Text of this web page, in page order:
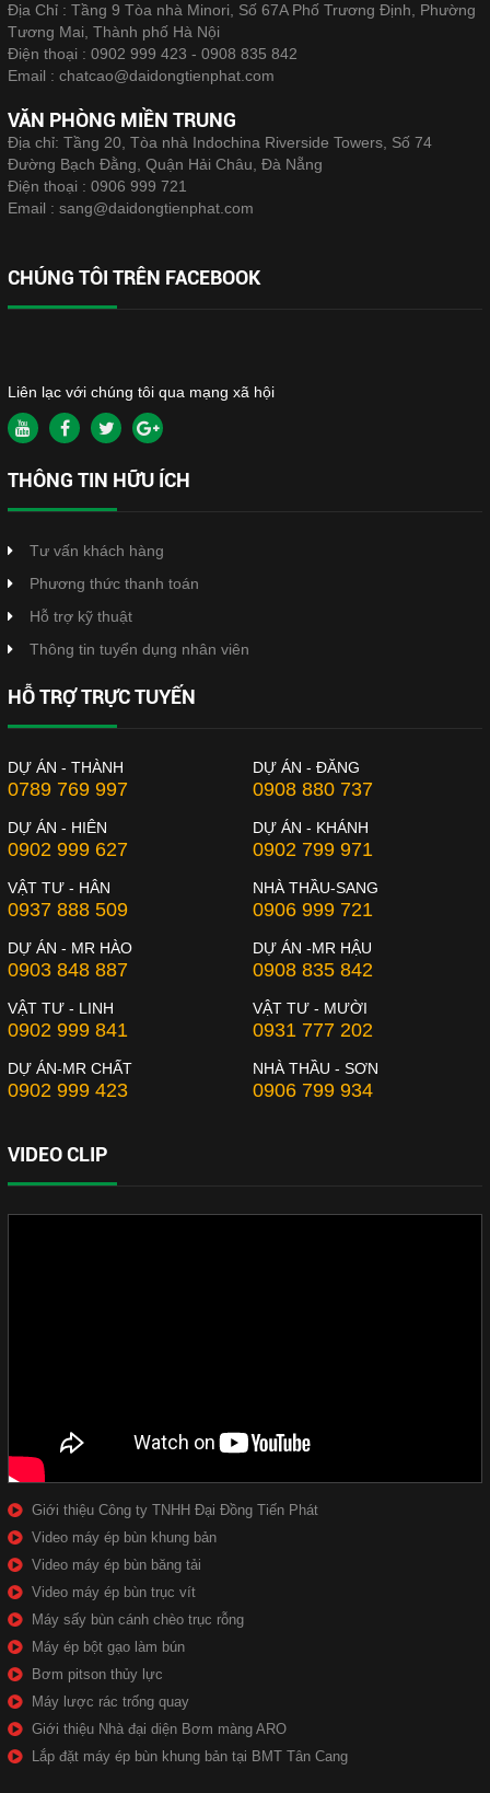
Địa Chỉ : Tầng 9 Tòa nhà Minori, Số 67A Phố Trương Định, Phường
Tương Mai, Thành phố Hà Nội
Điện thoại : 0902 999 423 - 0908 835 842
Email : chatcao@daidongtienphat.com
VĂN PHÒNG MIỀN TRUNG
Địa chỉ: Tầng 20, Tòa nhà Indochina Riverside Towers, Số 74
Đường Bạch Đằng, Quận Hải Châu, Đà Nẵng
Điện thoại : 0906 999 721
Email : sang@daidongtienphat.com
CHÚNG TÔI TRÊN FACEBOOK
Liên lạc với chúng tôi qua mạng xã hội
THÔNG TIN HỮU ÍCH
Tư vấn khách hàng
Phương thức thanh toán
Hỗ trợ kỹ thuật
Thông tin tuyển dụng nhân viên
HỖ TRỢ TRỰC TUYẾN
DỰ ÁN - THÀNH
0789 769 997
DỰ ÁN - ĐĂNG
0908 880 737
DỰ ÁN - HIÊN
0902 999 627
DỰ ÁN - KHÁNH
0902 799 971
VẬT TƯ - HÂN
0937 888 509
NHÀ THẦU-SANG
0906 999 721
DỰ ÁN - MR HÀO
0903 848 887
DỰ ÁN -MR HẬU
0908 835 842
VẬT TƯ - LINH
0902 999 841
VẬT TƯ - MƯỜI
0931 777 202
DỰ ÁN-MR CHẤT
0902 999 423
NHÀ THẦU - SƠN
0906 799 934
VIDEO CLIP
Giới thiệu Công ty TNHH Đại Đồng Tiến Phát
Video máy ép bùn khung bản
Video máy ép bùn băng tải
Video máy ép bùn trục vít
Máy sấy bùn cánh chèo trục rỗng
Máy ép bột gạo làm bún
Bơm pitson thủy lực
Máy lược rác trống quay
Giới thiệu Nhà đại diện Bơm màng ARO
Lắp đặt máy ép bùn khung bản tại BMT Tân Cang